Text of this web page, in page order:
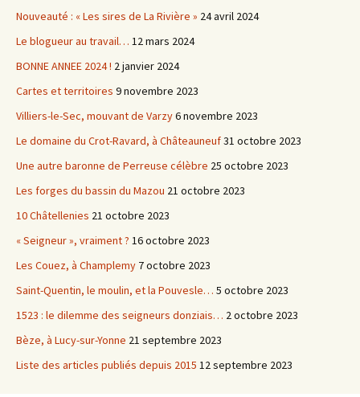
Nouveauté : « Les sires de La Rivière » 24 avril 2024
Le blogueur au travail… 12 mars 2024
BONNE ANNEE 2024 ! 2 janvier 2024
Cartes et territoires 9 novembre 2023
Villiers-le-Sec, mouvant de Varzy6 novembre 2023
Le domaine du Crot-Ravard, à Châteauneuf31 octobre 2023
Une autre baronne de Perreuse célèbre 25 octobre 2023
Les forges du bassin du Mazou 21 octobre 2023
10 Châtellenies 21 octobre 2023
« Seigneur », vraiment ? 16 octobre 2023
Les Couez, à Champlemy 7 octobre 2023
Saint-Quentin, le moulin, et la Pouvesle… 5 octobre 2023
1523 : le dilemme des seigneurs donziais… 2 octobre 2023
Bèze, à Lucy-sur-Yonne 21 septembre 2023
Liste des articles publiés depuis 2015 12 septembre 2023